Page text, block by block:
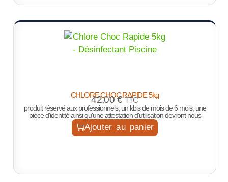
CHLORE CHOC RAPIDE 5kg
42,00€ TTC
produit réservé aux professionnels, un kbis de mois de 6 mois, une
pièce d'identité ainsi qu'une attestation d'utilisation devront nous
Ajouter au panier